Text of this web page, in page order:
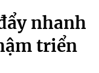
nhanh
triển